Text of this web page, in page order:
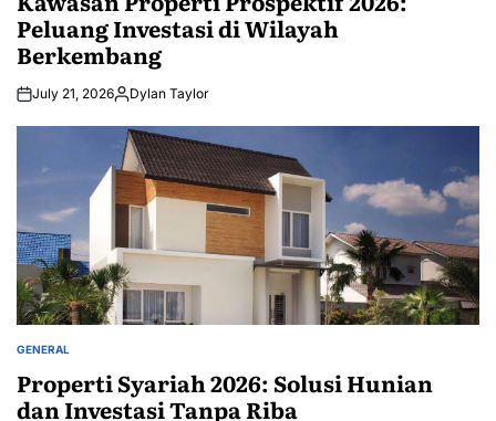
Peluang Investasi di Wilayah
Berkembang
July 21, 2026Posted
Dylan Taylor
POSTED
GENERAL
Properti Syariah 2026: Solusi Hunian
dan Investasi Tanpa Riba